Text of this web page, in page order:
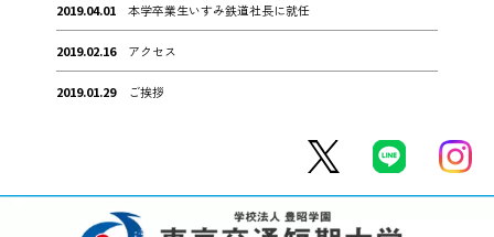
2019.04.01 本学卒業生いすみ鉄道社長に就任
2019.02.16 アクセス
2019.01.29 ご挨拶